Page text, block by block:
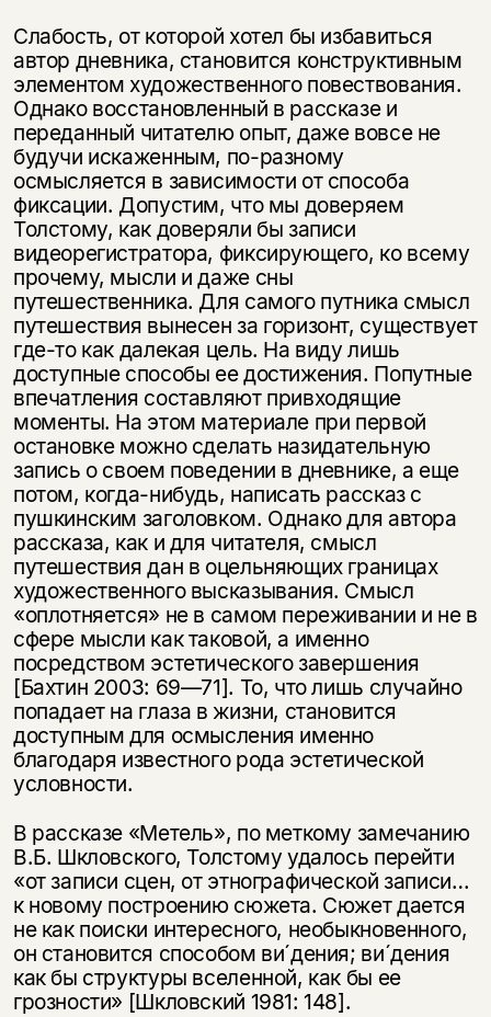
Слабость, от которой хотел бы избавиться
автор дневника, становится конструктивным
элементом художественного повествования.
Однако восстановленный в рассказе и
переданный читателю опыт, даже вовсе не
будучи искаженным, по-разному
осмысляется в зависимости от способа
фиксации. Допустим, что мы доверяем
Толстому, как доверяли бы записи
видеорегистратора, фиксирующего, ко всему
прочему, мысли и даже сны
путешественника. Для самого путника смысл
путешествия вынесен за горизонт, существует
где-то как далекая цель. На виду лишь
доступные способы ее достижения. Попутные
впечатления составляют привходящие
моменты. На этом материале при первой
остановке можно сделать назидательную
запись о своем поведении в дневнике, а еще
потом, когда-нибудь, написать рассказ с
пушкинским заголовком. Однако для автора
рассказа, как и для читателя, смысл
путешествия дан в оцельняющих границах
художественного высказывания. Смысл
«оплотняется» не в самом переживании и не в
сфере мысли как таковой, а именно
посредством эстетического завершения
[Бахтин 2003: 69—71]. То, что лишь случайно
попадает на глаза в жизни, становится
доступным для осмысления именно
благодаря известного рода эстетической
условности.
В рассказе «Метель», по меткому замечанию
В.Б. Шкловского, Толстому удалось перейти
«от записи сцен, от этнографической записи…
к новому построению сюжета. Сюжет дается
не как поиски интересного, необыкновенного,
он становится способом ви´дения; ви´дения
как бы структуры вселенной, как бы ее
грозности» [Шкловский 1981: 148].